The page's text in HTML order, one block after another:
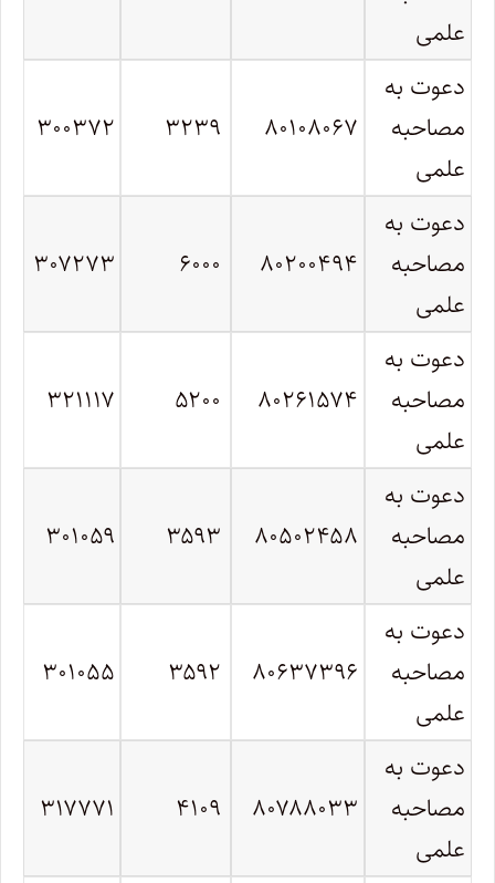
علمی
دعوت به
مصاحبه
علمی
۸۰۱۰۸۰۶۷ ۳۲۳۹ ۳۰۰۳۷۲
دعوت به
مصاحبه
علمی
۸۰۲۰۰۴۹۴ ۶۰۰۰ ۳۰۷۲۷۳
دعوت به
مصاحبه
علمی
۸۰۲۶۱۵۷۴ ۵۲۰۰ ۳۲۱۱۱۷
دعوت به
مصاحبه
علمی
۸۰۵۰۲۴۵۸ ۳۵۹۳ ۳۰۱۰۵۹
دعوت به
مصاحبه
علمی
۸۰۶۳۷۳۹۶ ۳۵۹۲ ۳۰۱۰۵۵
دعوت به
مصاحبه
علمی
۸۰۷۸۸۰۳۳ ۴۱۰۹ ۳۱۷۷۷۱